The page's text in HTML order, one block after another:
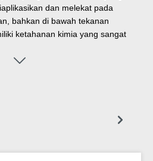
dan melekat pada
bahkan di bawah tekanan
ketahanan kimia yang sangat
sekrup pengangkat, hopper,
air minum, di industri minuman, di
dengan salah satu jenis